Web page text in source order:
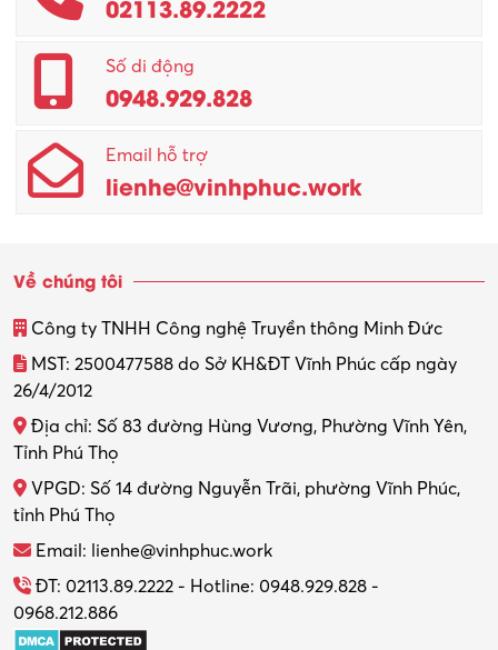
Promotion Girl (PG)
Quản lý – Giám đốc
Quản lý chất lượng – QC
Quản lý sản xuất
Quản trị kinh doanh
Thiết kế nội thất
Thợ máy – Ô tô – Xe máy
Thực tập
Tổ chức sự kiện – Quà tặng
Trợ lý
02113.89.2222
Số di động
0948.929.828
Email hỗ trợ
lienhe@vinhphuc.work
Về chúng tôi
Công ty TNHH Công nghệ Truyền thông Minh Đức
MST: 2500477588 do Sở KH&ĐT Vĩnh Phúc cấp ngày
26/4/2012
Địa chỉ: Số 83 đường Hùng Vương, Phường Vĩnh Yên,
Tỉnh Phú Thọ
VPGD: Số 14 đường Nguyễn Trãi, phường Vĩnh Phúc,
tỉnh Phú Thọ
Email: lienhe@vinhphuc.work
ĐT: 02113.89.2222 - Hotline: 0948.929.828 -
0968.212.886